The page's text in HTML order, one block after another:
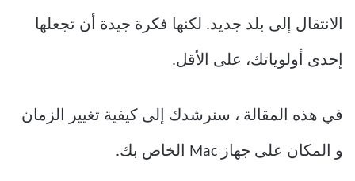
الانتقال إلى بلد جديد. لكنها فكرة جيدة أن تجعلها
إحدى أولوياتك، على الأقل.
في هذه المقالة ، سنرشدك إلى كيفية تغيير الزمان
و المكان على جهاز Mac الخاص بك.